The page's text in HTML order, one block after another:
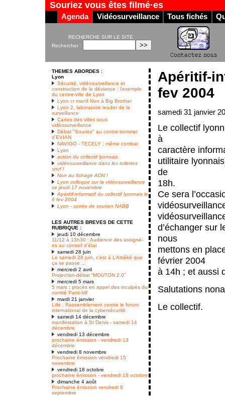
Souriez vous êtes filmé·es
Agenda Vidéosurveillance Tous fichés
RECHERCHE SUR LE SITE:
Rechercher :
THEMES ABORDES :
Lyon
Sécurité, vidéosurveillance et
construction de la déviance : l’exemple
du centre-ville de Lyon
Lyon cr manif Non à Big Brother
Lyon 2, laboratoire leader de la
surveillance
Cartes des villes sous
vidéosurveillance
Débat "Souriez" au contre-sommet
d’EVIAN
NAVIGO - TECELY : même combat
Lyon
action du collectif lyonnais
vidéosurveillance dans les toilettes
sncf !
Non au fichage ADN !
Lyon colloque sur la vidéosurveillance
ce jeudi 17 novembre
Apéritif-informatif du collectif lyonnais le
6 fev 2004
Lyon - soirée de soutien NABB
LES AUTRES BREVES DE CETTE
RUBRIQUE :
jeudi 10 décembre
11/12 à 13h30 : Audience des assigné-
es au conseil d’état
samedi 28 juin
Le samedi 28 juin, c’est à L’Attiéké que
ça se passe ...
mercredi 2 avril
Projection-débat “MOUTON 2.0”
mercredi 5 mars
5 mars : procès en appel des inculpés du
comité Paris-Idf
mardi 21 janvier
Lille : Rassemblement contre le forum
international de la cybersécurité
samedi 14 décembre
manifestation à St Denis - samedi 14
décembre
vendredi 13 décembre
prochaine émission - vendredi 13
décembre
vendredi 8 novembre
Prochaine émission vendredi 15
novembre
vendredi 18 octobre
prochaine émission - vendredi 18 octobre
dimanche 4 août
Prochaine émission vendredi 6
septembre
Apéritif-
fev 2004
samedi 31 janvier
Le collectif
à
caractère
utilitaire
de
18h.
Ce sera
d’échanger sur
nous
mettons en
février 2004
à 14h ; et aussi
Salutations
Le collectif.